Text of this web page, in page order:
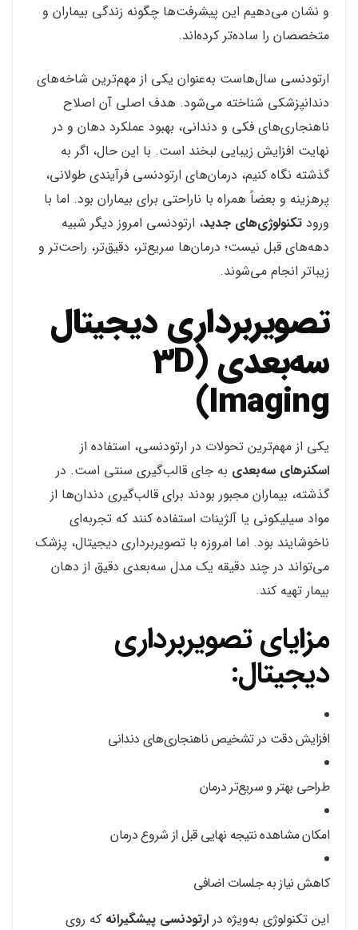
و نشان می‌دهیم این پیشرفت‌ها چگونه زندگی بیماران و
متخصصان را ساده‌تر کرده‌اند.
ارتودنسی سال‌هاست به‌عنوان یکی از مهم‌ترین شاخه‌های
دندانپزشکی شناخته می‌شود. هدف اصلی آن اصلاح
ناهنجاری‌های فکی و دندانی، بهبود عملکرد دهان و در
نهایت افزایش زیبایی لبخند است. با این حال، اگر به
گذشته نگاه کنیم، درمان‌های ارتودنسی فرآیندی طولانی،
پرهزینه و بعضاً همراه با ناراحتی برای بیماران بود. اما با
ورود تکنولوژی‌های جدید، ارتودنسی امروز دیگر شبیه
دهه‌های قبل نیست؛ درمان‌ها سریع‌تر، دقیق‌تر، راحت‌تر و
زیباتر انجام می‌شوند.
تصویربرداری دیجیتال
سه‌بعدی (3D
Imaging)
یکی از مهم‌ترین تحولات در ارتودنسی، استفاده از
اسکنرهای سه‌بعدی به جای قالب‌گیری سنتی است. در
گذشته، بیماران مجبور بودند برای قالب‌گیری دندان‌ها از
مواد سیلیکونی یا آلژینات استفاده کنند که تجربه‌ای
ناخوشایند بود. اما امروزه با تصویربرداری دیجیتال، پزشک
می‌تواند در چند دقیقه یک مدل سه‌بعدی دقیق از دهان
بیمار تهیه کند.
مزایای تصویربرداری
دیجیتال:
افزایش دقت در تشخیص ناهنجاری‌های دندانی
طراحی بهتر و سریع‌تر درمان
امکان مشاهده نتیجه نهایی قبل از شروع درمان
کاهش نیاز به جلسات اضافی
این تکنولوژی به‌ویژه در ارتودنسی پیشگیرانه که روی